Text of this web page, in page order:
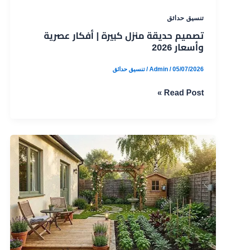
تنسيق حدائق
تصميم حديقة منزل كبيرة | أفكار عصرية
وأسعار 2026
Admin /05/07/2026
/تنسيق حدائق
تصميم
كبيرة
|
أفكار
عصرية
وأسعار
2026
Read Post »